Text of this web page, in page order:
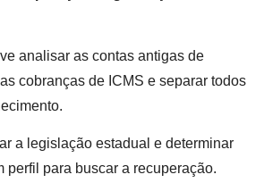
analisar as contas antigas de
cobranças de ICMS e separar todos
a legislação estadual e determinar
perfil para buscar a recuperação.